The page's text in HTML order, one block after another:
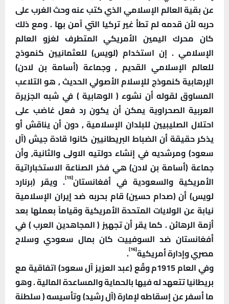
عن بقية العالم الإسلامي الذي كتب عنه وحث الغرب على
حربه لأن قدمه لم تطأ غير تركيا التي آمن بها . ومع ذلك
كان محرك اليمين الأمريكي المتطرف لغزو العالم
الإسلامي . إن استخدام (لويس) للعثمانيين كنموذج
للعالم الإسلامي القديم , وجماعة (أسامة بن لادن)
الإرهابية كنموذج للإسلام الأصولي الحديث , هو التلاعب
المساوق لقوله أن نشوء ( الوهابية ) في شبه الجزيرة
العربية الصحراوية يمكن أن يكون رد فعل غاضب على
احتلال الصليبيين للبلدان الإسلامية , دون أن يناقش أو
يذكر حقيقة أن الضباط البريطانيين كانوا قادة جيش (آل
سعود) ومرشديه في إنشاء دولتيه الاولى والثانية, وأن
جماعة (أسامة بن لادن) هي فخر الصناعة الاستخباراتية
الأمريكية والسعودية في أفغانستان[15]
. ويقر (برنارد
لويس) أن (صدام حسين) قام بحربه ضد إيران الإسلامية
نيابة عن الولايات المتحدة الأمريكية وقياماً بعملها بعد
أزمة الرهائن . كما يقر أن تجهيز ( المجاهدين العرب ) في
أفغانستان ضد السوفييت كان بمال سعودي وسلاح
مصري وإدارة أمريكية[16]
.
وفي العام 1915م وقّع (عبد العزيز آل سعود) اتفاقية مع
بريطانيا تتعهد له فيها بالحماية والمساعدة المالية . وهو
ما أسفر عن إسقاطه لإمارة (آل رشيد) وتأسيسه ( سلطنة